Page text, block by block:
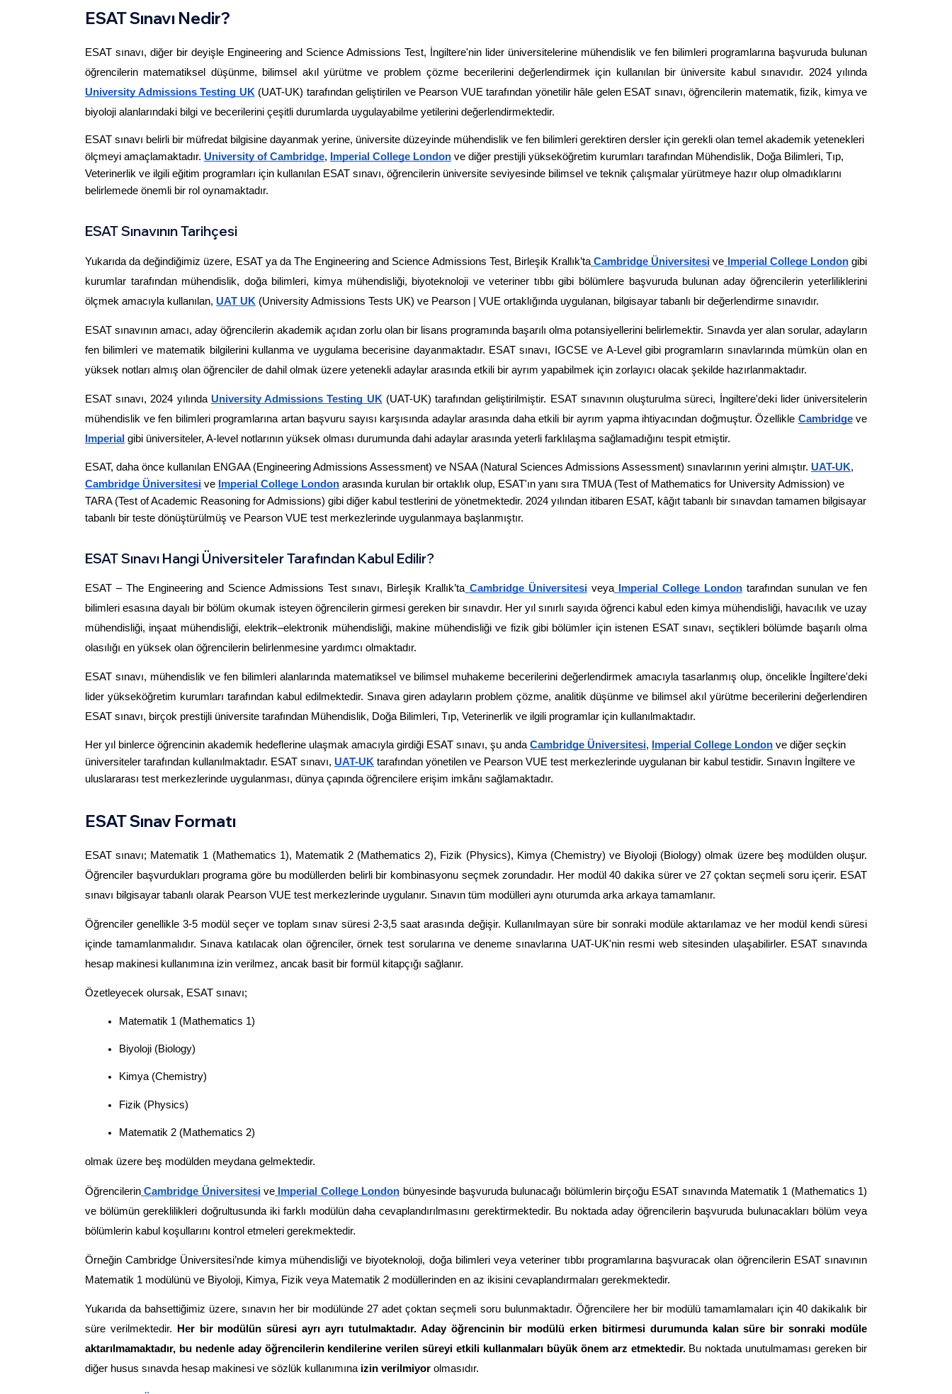
ESAT Sınavı Nedir?
ESAT sınavı, diğer bir deyişle Engineering and Science Admissions Test, İngiltere'nin lider üniversitelerine mühendislik ve fen bilimleri programlarına başvuruda bulunan
University Admissions Testing UK (UAT-UK) tarafından geliştirilen ve Pearson VUE tarafından yönetilir hâle gelen ESAT sınavı, öğrencilerin matematik, fizik, kimya ve
biyoloji alanlarındaki bilgi ve becerilerini çeşitli durumlarda uygulayabilme yetilerini değerlendirmektedir.
ESAT sınavı belirli bir müfredat bilgisine dayanmak yerine, üniversite düzeyinde mühendislik ve fen bilimleri gerektiren dersler için gerekli olan temel akademik yetenekleri
ölçmeyi amaçlamaktadır. University of Cambridge, Imperial College London ve diğer prestijli yükseköğretim kurumları tarafından Mühendislik, Doğa Bilimleri, Tıp,
Veterinerlik ve ilgili eğitim programları için kullanılan ESAT sınavı, öğrencilerin üniversite seviyesinde bilimsel ve teknik çalışmalar yürütmeye hazır olup olmadıklarını
belirlemede önemli bir rol oynamaktadır.
ESAT Sınavının Tarihçesi
Yukarıda da değindiğimiz üzere, ESAT ya da The Engineering and Science Admissions Test, Birleşik Krallık’ta Cambridge Üniversitesi ve Imperial College London gibi
kurumlar tarafından mühendislik, doğa bilimleri, kimya mühendisliği, biyoteknoloji ve veteriner tıbbı gibi bölümlere başvuruda bulunan aday öğrencilerin yeterliliklerini
ölçmek amacıyla kullanılan, UAT UK (University Admissions Tests UK) ve Pearson | VUE ortaklığında uygulanan, bilgisayar tabanlı bir değerlendirme sınavıdır.
ESAT sınavının amacı, aday öğrencilerin akademik açıdan zorlu olan bir lisans programında başarılı olma potansiyellerini belirlemektir. Sınavda yer alan sorular, adayların
fen bilimleri ve matematik bilgilerini kullanma ve uygulama becerisine dayanmaktadır. ESAT sınavı, IGCSE ve A-Level gibi programların sınavlarında mümkün olan en
yüksek notları almış olan öğrenciler de dahil olmak üzere yetenekli adaylar arasında etkili bir ayrım yapabilmek için zorlayıcı olacak şekilde hazırlanmaktadır.
ESAT sınavı, 2024 yılında University Admissions Testing UK (UAT-UK) tarafından geliştirilmiştir. ESAT sınavının oluşturulma süreci, İngiltere'deki lider üniversitelerin
mühendislik ve fen bilimleri programlarına artan başvuru sayısı karşısında adaylar arasında daha etkili bir ayrım yapma ihtiyacından doğmuştur. Özellikle Cambridge
Imperial gibi üniversiteler, A-level notlarının yüksek olması durumunda dahi adaylar arasında yeterli farklılaşma sağlamadığını tespit etmiştir.
ESAT, daha önce kullanılan ENGAA (Engineering Admissions Assessment) ve NSAA (Natural Sciences Admissions Assessment) sınavlarının yerini almıştır. UAT-UK
Cambridge Üniversitesi ve Imperial College London arasında kurulan bir ortaklık olup, ESAT'ın yanı sıra TMUA (Test of Mathematics for University Admission) ve
TARA (Test of Academic Reasoning for Admissions) gibi diğer kabul testlerini de yönetmektedir. 2024 yılından itibaren ESAT, kâğıt tabanlı bir sınavdan tamamen bilgisayar
tabanlı bir teste dönüştürülmüş ve Pearson VUE test merkezlerinde uygulanmaya başlanmıştır.
ESAT Sınavı Hangi Üniversiteler Tarafından Kabul Edilir?
ESAT – The Engineering and Science Admissions Test sınavı, Birleşik Krallık’ta Cambridge Üniversitesi veya Imperial College London tarafından sunulan ve fen
bilimleri esasına dayalı bir bölüm okumak isteyen öğrencilerin girmesi gereken bir sınavdır. Her yıl sınırlı sayıda öğrenci kabul eden kimya mühendisliği, havacılık ve uzay
mühendisliği, inşaat mühendisliği, elektrik–elektronik mühendisliği, makine mühendisliği ve fizik gibi bölümler için istenen ESAT sınavı, seçtikleri bölümde başarılı olma
olasılığı en yüksek olan öğrencilerin belirlenmesine yardımcı olmaktadır.
ESAT sınavı, mühendislik ve fen bilimleri alanlarında matematiksel ve bilimsel muhakeme becerilerini değerlendirmek amacıyla tasarlanmış olup, öncelikle İngiltere'deki
lider yükseköğretim kurumları tarafından kabul edilmektedir. Sınava giren adayların problem çözme, analitik düşünme ve bilimsel akıl yürütme becerilerini değerlendiren
ESAT sınavı, birçok prestijli üniversite tarafından Mühendislik, Doğa Bilimleri, Tıp, Veterinerlik ve ilgili programlar için kullanılmaktadır.
Her yıl binlerce öğrencinin akademik hedeflerine ulaşmak amacıyla girdiği ESAT sınavı, şu anda Cambridge Üniversitesi, Imperial College London ve diğer seçkin
üniversiteler tarafından kullanılmaktadır. ESAT sınavı, UAT-UK tarafından yönetilen ve Pearson VUE test merkezlerinde uygulanan bir kabul testidir. Sınavın İngiltere ve
uluslararası test merkezlerinde uygulanması, dünya çapında öğrencilere erişim imkânı sağlamaktadır.
ESAT Sınav Formatı
ESAT sınavı; Matematik 1 (Mathematics 1), Matematik 2 (Mathematics 2), Fizik (Physics), Kimya (Chemistry) ve Biyoloji (Biology) olmak üzere beş modülden oluşur.
Öğrenciler başvurdukları programa göre bu modüllerden belirli bir kombinasyonu seçmek zorundadır. Her modül 40 dakika sürer ve 27 çoktan seçmeli soru içerir. ESAT
sınavı bilgisayar tabanlı olarak Pearson VUE test merkezlerinde uygulanır. Sınavın tüm modülleri aynı oturumda arka arkaya tamamlanır.
Öğrenciler genellikle 3-5 modül seçer ve toplam sınav süresi 2-3,5 saat arasında değişir. Kullanılmayan süre bir sonraki modüle aktarılamaz ve her modül kendi süresi
içinde tamamlanmalıdır. Sınava katılacak olan öğrenciler, örnek test sorularına ve deneme sınavlarına UAT-UK'nin resmi web sitesinden ulaşabilirler. ESAT sınavında
hesap makinesi kullanımına izin verilmez, ancak basit bir formül kitapçığı sağlanır.
Özetleyecek olursak, ESAT sınavı;
Matematik 1 (Mathematics 1)
Biyoloji (Biology)
Kimya (Chemistry)
Fizik (Physics)
Matematik 2 (Mathematics 2)
olmak üzere beş modülden meydana gelmektedir.
Öğrencilerin Cambridge Üniversitesi ve Imperial College London bünyesinde başvuruda bulunacağı bölümlerin birçoğu ESAT sınavında Matematik 1 (Mathematics 1)
ve bölümün gereklilikleri doğrultusunda iki farklı modülün daha cevaplandırılmasını gerektirmektedir. Bu noktada aday öğrencilerin başvuruda bulunacakları bölüm veya
bölümlerin kabul koşullarını kontrol etmeleri gerekmektedir.
Örneğin Cambridge Üniversitesi’nde kimya mühendisliği ve biyoteknoloji, doğa bilimleri veya veteriner tıbbı programlarına başvuracak olan öğrencilerin ESAT sınavının
Matematik 1 modülünü ve Biyoloji, Kimya, Fizik veya Matematik 2 modüllerinden en az ikisini cevaplandırmaları gerekmektedir.
Yukarıda da bahsettiğimiz üzere, sınavın her bir modülünde 27 adet çoktan seçmeli soru bulunmaktadır. Öğrencilere her bir modülü tamamlamaları için 40 dakikalık bir
süre verilmektedir.
Her bir modülün süresi ayrı ayrı tutulmaktadır. Aday öğrencinin bir modülü erken bitirmesi durumunda kalan süre bir sonraki modüle
aktarılmamaktadır, bu nedenle aday öğrencilerin kendilerine verilen süreyi etkili kullanmaları büyük önem arz etmektedir. Bu noktada unutulmaması gereken bir
diğer husus sınavda hesap makinesi ve sözlük kullanımına izin verilmiyor olmasıdır.